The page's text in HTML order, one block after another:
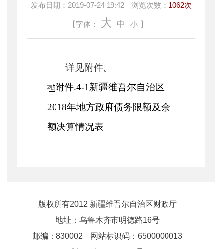
发布日期： 2019-07-24 19:42 浏览次数： 1062次
【字体： 大 中 小 】
详见附件。
附件.4-1新疆维吾尔自治区
2018年地方政府债务限额及余
额决算情况表
版权所有2012 新疆维吾尔自治区财政厅
地址：乌鲁木齐市明德路16号
邮编：830002
网站标识码：6500000013